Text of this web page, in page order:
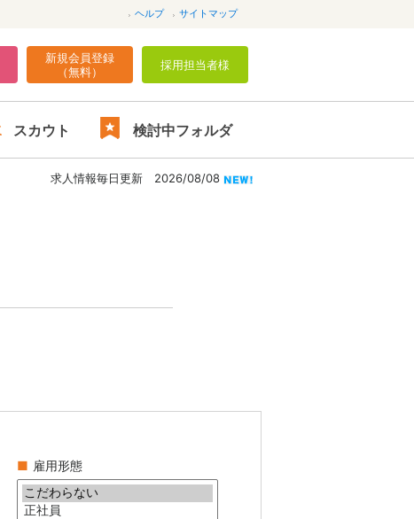
ヘルプ サイトマップ
新規会員登録
（無料）
採用担当者様
スカウト 検討中フォルダ
求人情報毎日更新 2026/08/08
■ 雇用形態